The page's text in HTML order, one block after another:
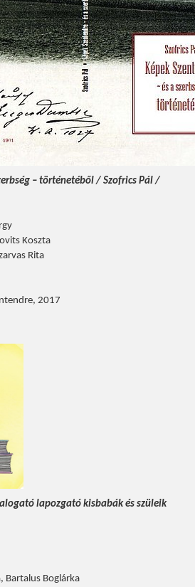
– történetéből / Szofrics Pál /
Koszta
Rita
2017
lapozgató kisbabák és szüleik
Bartalus Boglárka